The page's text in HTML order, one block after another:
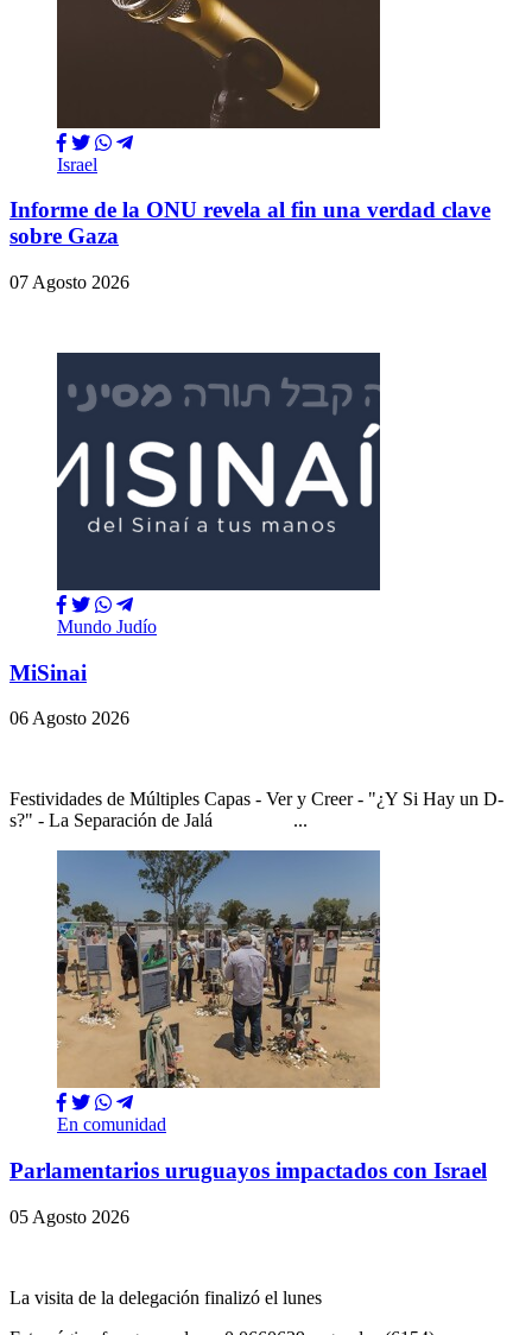
Israel
Informe de la ONU revela al fin una verdad clave
sobre Gaza
07 Agosto 2026
Mundo Judío
MiSinai
06 Agosto 2026
Festividades de Múltiples Capas - Ver y Creer - "¿Y Si Hay un D-
s?" - La Separación de Jalá ...
En comunidad
Parlamentarios uruguayos impactados con Israel
05 Agosto 2026
La visita de la delegación finalizó el lunes